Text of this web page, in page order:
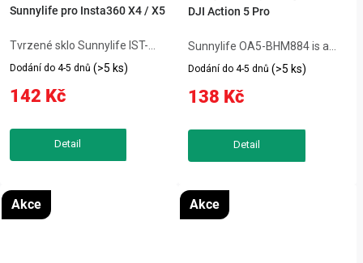
Sunnylife pro Insta360 X4 / X5
Dodání do 4-5 dnů (>5 ks)
142 Kč
Tvrzené sklo Sunnylife IST-
BHM799 perfektně chrání
displej kamer Insta360 X4/X5.
Tvrdost 9H odolá poškrábání a
jasný a živý obraz. Součástí
DJI Action 5 Pro
Dodání do 4-5 dnů (>5 ks)
138 Kč
Sunnylife OA5-BHM884 is a
tempered glass set designed
for the DJI Action 5 Pro,
providing 9H hardness
camera lens. It resists
fingerprints, grease,...
Akce Akce